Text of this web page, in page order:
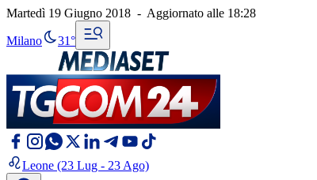
Martedì 19 Giugno 2018 - Aggiornato alle 18:28
Milano 31°
Leone (23 Lug - 23 Ago)